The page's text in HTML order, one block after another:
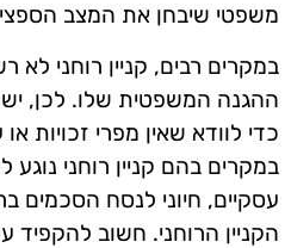
משפטי שיבחן את המצב
במקרים רבים, קניין רוחני לא
ההגנה המשפטית שלו. לכן, יש
כדי לוודא שאין מפרי זכויות
במקרים בהם קניין רוחני
עסקיים, חיוני לנסח הסכמים
הקניין הרוחני. חשוב להקפיד